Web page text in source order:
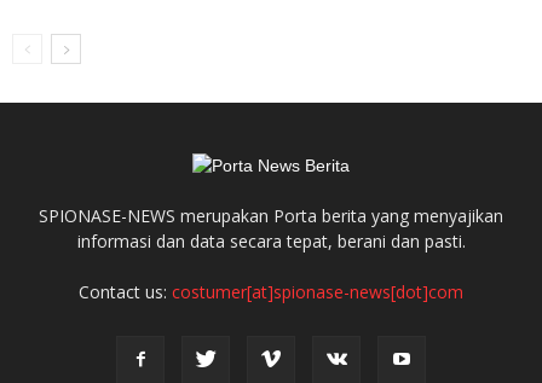
SPIONASE-NEWS merupakan Porta berita yang menyajikan
informasi dan data secara tepat, berani dan pasti.
Contact us: costumer[at]spionase-news[dot]com